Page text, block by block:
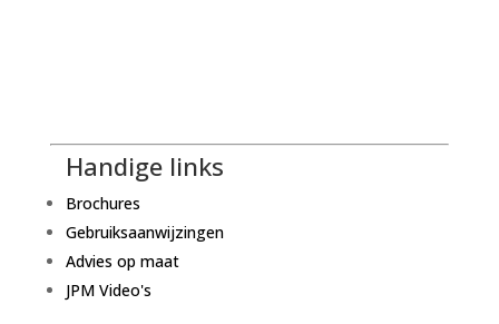
Handige links
Brochures
Gebruiksaanwijzingen
Advies op maat
JPM Video's